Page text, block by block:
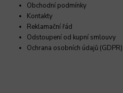
Obchodní podmínky
Kontakty
Reklamační řád
Odstoupení od kupní smlouvy
Ochrana osobních údajů (GDPR)